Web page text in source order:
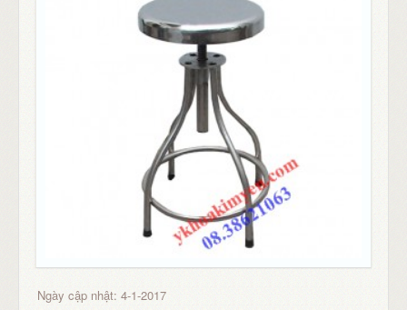
Ngày cập nhật: 4-1-2017